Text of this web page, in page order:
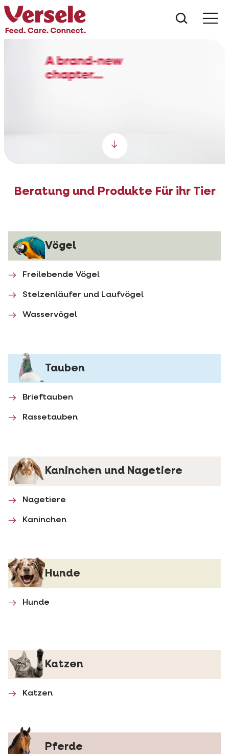
Beratung und Produkte Für ihr Tier
Vögel
Freilebende Vögel
Stelzenläufer und Laufvögel
Wasservögel
Tauben
Brieftauben
Rassetauben
Kaninchen und Nagetiere
Nagetiere
Kaninchen
Hunde
Hunde
Katzen
Katzen
Pferde